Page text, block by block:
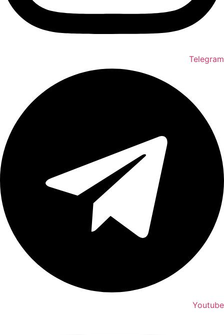
Telegram
Youtube